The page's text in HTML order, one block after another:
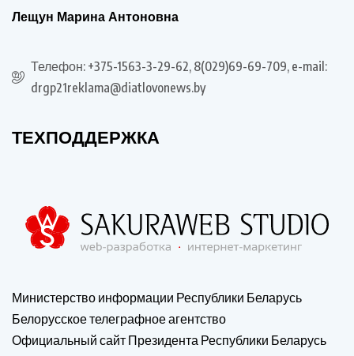
Лещун Марина Антоновна
Телефон: +375-1563-3-29-62, 8(029)69-69-709, e-mail:
drgp21reklama@diatlovonews.by
ТЕХПОДДЕРЖКА
Министерство информации Республики Беларусь
Белорусское телеграфное агентство
Официальный сайт Президента Республики Беларусь